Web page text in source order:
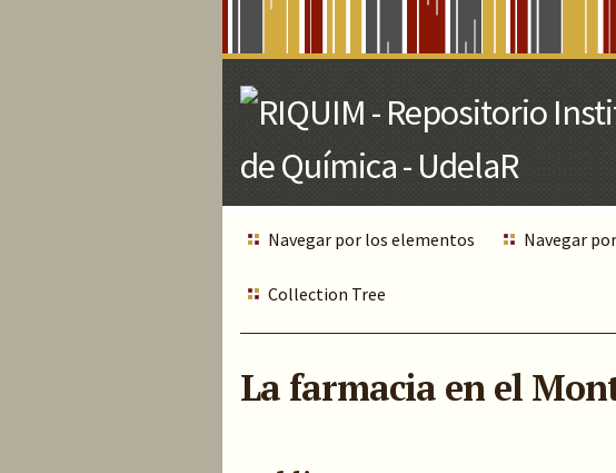
Navegar por los elementos Navegar
Collection Tree
La farmacia en el